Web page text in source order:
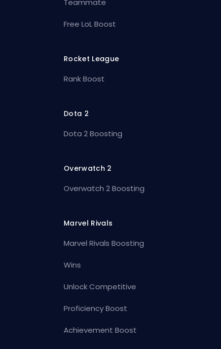
Free LoL Boost
Rocket League
Rank Boost
Dota 2
Dota 2 Boosting
Overwatch 2
Overwatch 2 Boosting
Marvel Rivals
Marvel Rivals Boosting
Wins
Unlock Competitive
Proficiency Boost
Achievement Boost